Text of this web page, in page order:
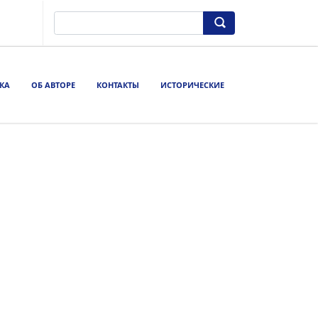
ОБ АВТОРЕ КОНТАКТЫ ИСТОРИЧЕСКИЕ